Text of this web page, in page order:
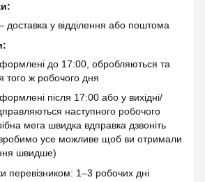
доставка у відділення або поштома
до 17:00, обробляються та
того ж робочого дня
після 17:00 або у вихідні/
наступного робочого
мега швидка вдправка дзвоніть
усе можливе щоб ви отримали
швидше)
перевізником: 1–3 робочих дні